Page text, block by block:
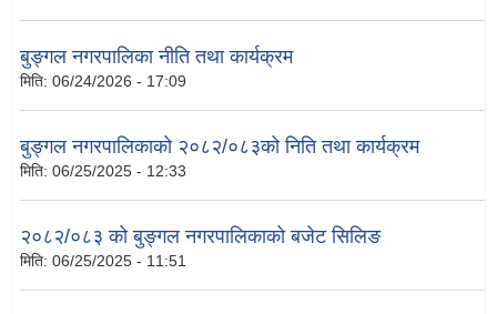
बुङ्गल नगरपालिका नीति तथा कार्यक्रम
मिति: 06/24/2026 - 17:09
बुङ्गल नगरपालिकाको २०८२/०८३को निति तथा कार्यक्रम
मिति: 06/25/2025 - 12:33
२०८२/०८३ को बुङ्गल नगरपालिकाको बजेट सिलिङ
मिति: 06/25/2025 - 11:51